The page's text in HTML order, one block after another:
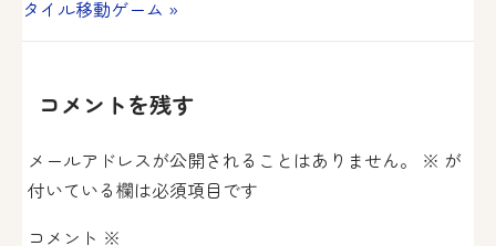
ー
タイル移動ゲーム »
コメントを残す
メールアドレスが公開されることはありません。 ※ が
付いている欄は必須項目です
コメント ※